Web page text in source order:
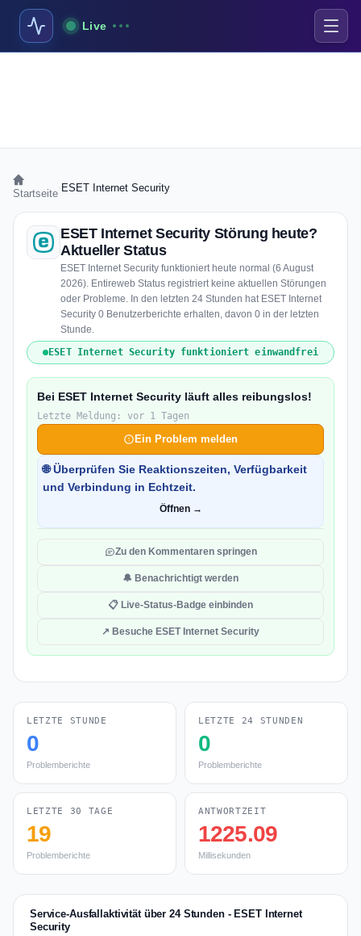
Live
Startseite ESET Internet Security
ESET Internet Security Störung heute?
Aktueller Status
ESET Internet Security funktioniert heute normal (6 August
2026). Entireweb Status registriert keine aktuellen Störungen
oder Probleme. In den letzten 24 Stunden hat ESET Internet
Security 0 Benutzerberichte erhalten, davon 0 in der letzten
Stunde.
ESET Internet Security funktioniert einwandfrei
Bei ESET Internet Security läuft alles reibungslos!
Letzte Meldung: vor 1 Tagen
Ein Problem melden
🌐 Überprüfen Sie Reaktionszeiten, Verfügbarkeit
und Verbindung in Echtzeit.
Öffnen →
Zu den Kommentaren springen
🔔 Benachrichtigt werden
📋 Live-Status-Badge einbinden
↗ Besuche ESET Internet Security
LETZTE STUNDE
0
Problemberichte
LETZTE 24 STUNDEN
0
Problemberichte
LETZTE 30 TAGE
19
Problemberichte
ANTWORTZEIT
1225.09
Millisekunden
Service-Ausfallaktivität über 24 Stunden - ESET Internet
Security